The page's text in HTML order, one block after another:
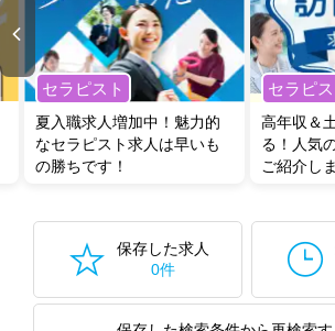
セラピスト
夏入職求人増加中！魅力的
なセラピスト求人は早いも
の勝ちです！
セラピス
高年収＆
る！人気
ご紹介し
保存した求人
0件